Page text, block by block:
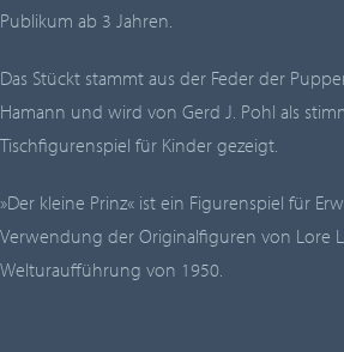
Publikum ab 3 Jahren.
Das Stückt stammt aus der Feder der
Hamann und wird von Gerd J. Pohl als
Tischfigurenspiel für Kinder gezeigt.
»Der kleine Prinz« ist ein Figurenspiel für
Verwendung der Originalfiguren von Lore
Welturaufführung von 1950.